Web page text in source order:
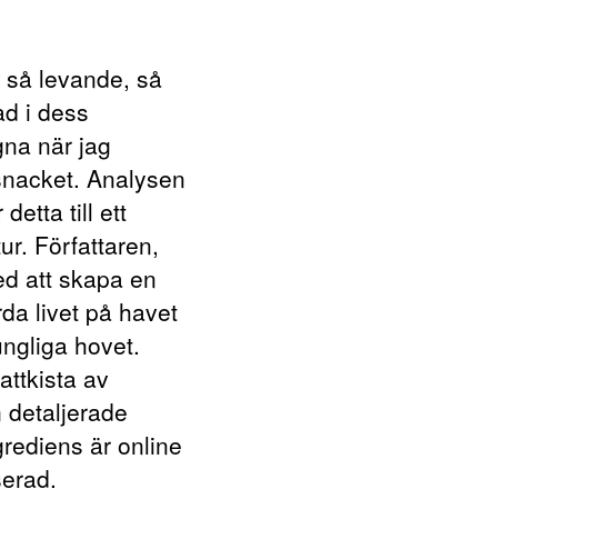
levande, så
i dess
när jag
Analysen
detta till ett
Författaren,
att skapa en
livet på havet
hovet.
av
detaljerade
är online